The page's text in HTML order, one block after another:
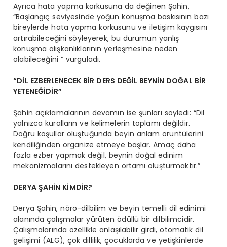
Ayrıca hata yapma korkusuna da değinen Şahin,
“Başlangıç seviyesinde yoğun konuşma baskısının bazı
bireylerde hata yapma korkusunu ve iletişim kaygısını
artırabileceğini söyleyerek, bu durumun yanlış
konuşma alışkanlıklarının yerleşmesine neden
olabileceğini “ vurguladı.
“DİL EZBERLENECEK BİR DERS DEĞİL BEYNİN DOĞAL BİR
YETENEĞİDİR”
Şahin açıklamalarının devamın ise şunları söyledi: “Dil
yalnızca kuralların ve kelimelerin toplamı değildir.
Doğru koşullar oluştuğunda beyin anlam örüntülerini
kendiliğinden organize etmeye başlar. Amaç daha
fazla ezber yapmak değil, beynin doğal edinim
mekanizmalarını destekleyen ortamı oluşturmaktır.”
DERYA ŞAHİN KİMDİR?
Derya Şahin, nöro-dilbilim ve beyin temelli dil edinimi
alanında çalışmalar yürüten ödüllü bir dilbilimcidir.
Çalışmalarında özellikle anlaşılabilir girdi, otomatik dil
gelişimi (ALG), çok dillilik, çocuklarda ve yetişkinlerde